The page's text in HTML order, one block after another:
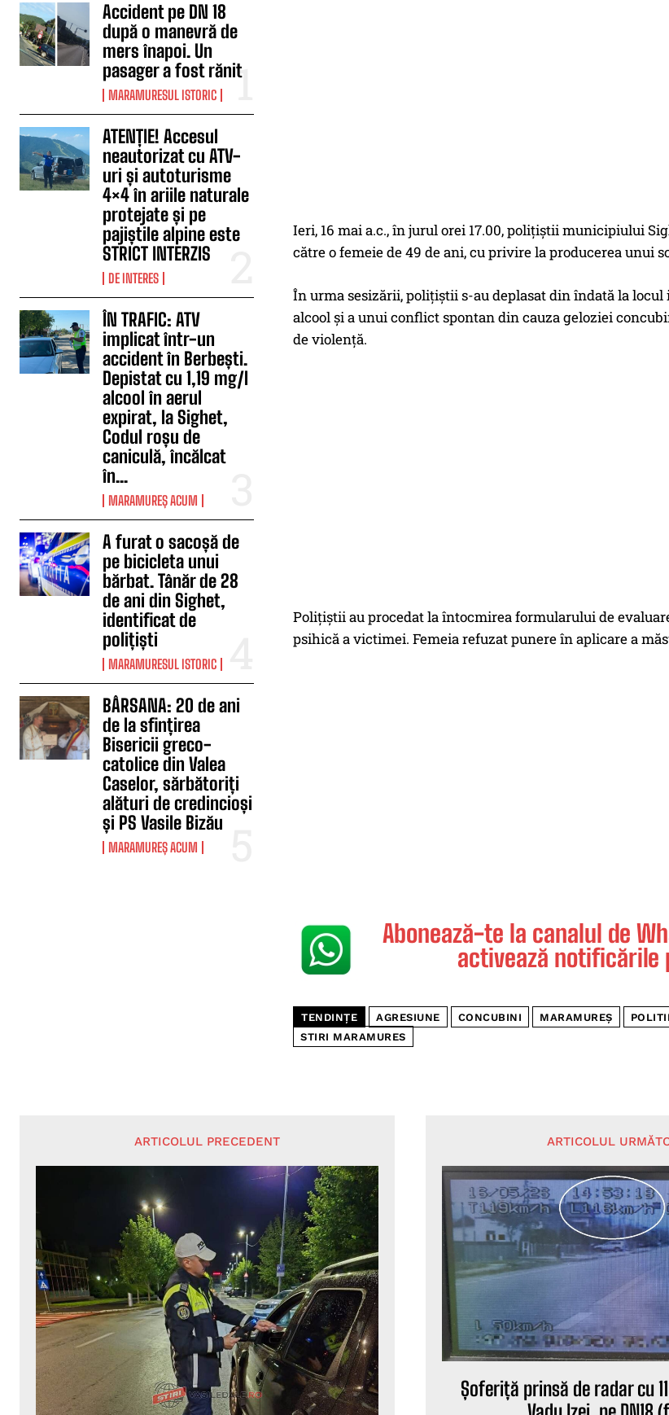
Accident pe DN 18
după o manevră de
mers înapoi. Un
pasager a fost rănit
MARAMURESUL ISTORIC
ATENȚIE! Accesul
neautorizat cu ATV-
uri și autoturisme
4×4 în ariile naturale
protejate și pe
pajiștile alpine este
STRICT INTERZIS
DE INTERES
ÎN TRAFIC: ATV
implicat într-un
accident în Berbești.
Depistat cu 1,19 mg/l
alcool în aerul
expirat, la Sighet,
Codul roșu de
caniculă, încălcat
în...
MARAMUREȘ ACUM
A furat o sacoșă de
pe bicicleta unui
bărbat. Tânăr de 28
de ani din Sighet,
identificat de
polițiști
MARAMURESUL ISTORIC
BÂRSANA: 20 de ani
de la sfințirea
Bisericii greco-
catolice din Valea
Caselor, sărbătoriți
alături de credincioși
și PS Vasile Bizău
MARAMUREȘ ACUM
Ieri, 16 mai a.c., în jurul orei 17.00, polițiștii municipiului
către o femeie de 49 de ani, cu privire la producerea unui
În urma sesizării, polițiștii s-au deplasat din îndată la
alcool și a unui conflict spontan din cauza geloziei
de violență.
Polițiștii au procedat la întocmirea formularului de
psihică a victimei. Femeia refuzat punere în aplicare a
Abonează-te la canalul de
activează
TENDINȚE AGRESIUNE CONCUBINI MARAMUREȘ
STIRI MARAMURES
ARTICOLUL PRECEDENT ARTICOLUL
Șoferiță prinsă de radar cu